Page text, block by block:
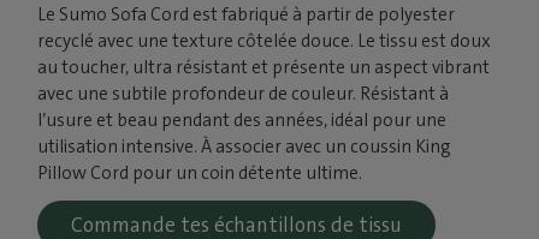
Le Sumo Sofa Cord est fabriqué à partir de polyester
recyclé avec une texture côtelée douce. Le tissu est doux
au toucher, ultra résistant et présente un aspect vibrant
avec une subtile profondeur de couleur. Résistant à
l’usure et beau pendant des années, idéal pour une
utilisation intensive. À associer avec un coussin King
Pillow Cord pour un coin détente ultime.
Commande tes échantillons de tissu